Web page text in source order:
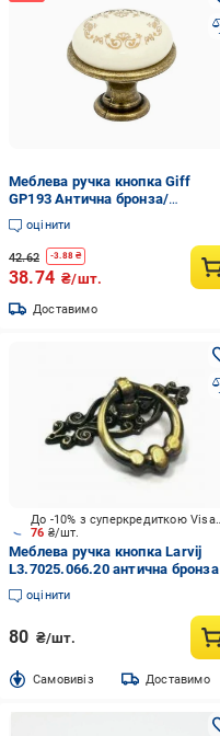
Меблева ручка кнопка Giff
GP193 Антична бронза/
Порцеляна (06768)
оцінити
42.62 -3.88 ₴
38.74 ₴/шт.
Доставимо
76 ₴/шт.
До -10% з суперкредиткою Visa Вигода
Меблева ручка кнопка Larvij
L3.7025.066.20 антична бронза
оцінити
80 ₴/шт.
Cамовивіз Доставимо